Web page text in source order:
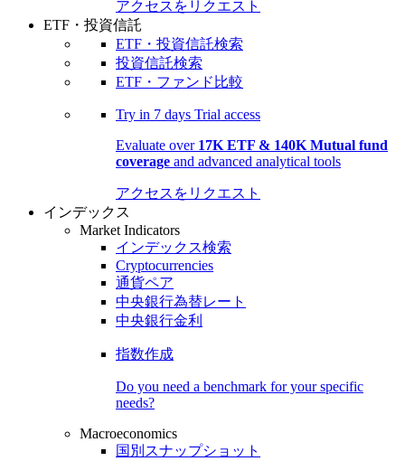
アクセスをリクエスト
ETF・投資信託
ETF・投資信託検索
投資信託検索
ETF・ファンド比較
Try in 7 days Trial access
Evaluate over 17K ETF & 140K Mutual fund
coverage and advanced analytical tools
アクセスをリクエスト
インデックス
Market Indicators
インデックス検索
Cryptocurrencies
通貨ペア
中央銀行為替レート
中央銀行金利
指数作成
Do you need a benchmark for your specific
needs?
Macroeconomics
国別スナップショット